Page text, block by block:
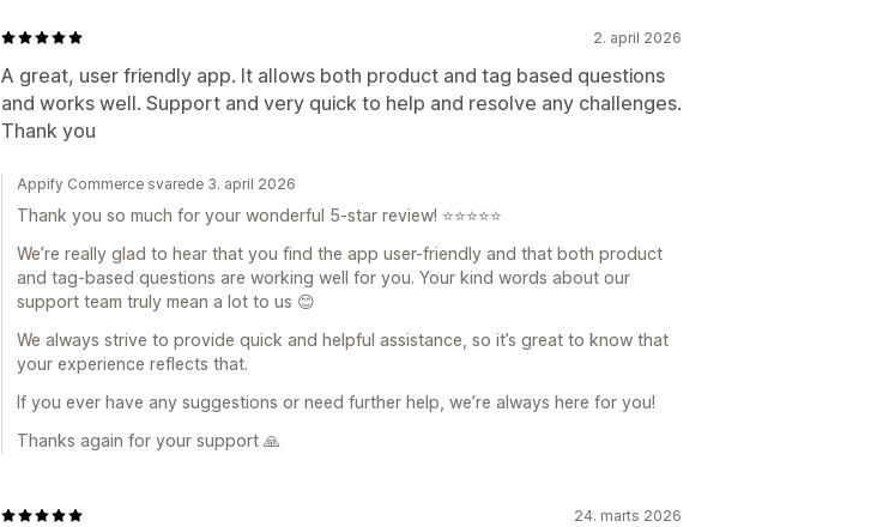
2. april 2026
A great, user friendly app. It allows both product and tag based questions
and works well. Support and very quick to help and resolve any challenges.
Thank you
Appify Commerce svarede 3. april 2026
Thank you so much for your wonderful 5-star review! ⭐⭐⭐⭐⭐
We’re really glad to hear that you find the app user-friendly and that both product
and tag-based questions are working well for you. Your kind words about our
support team truly mean a lot to us 😊
We always strive to provide quick and helpful assistance, so it’s great to know that
your experience reflects that.
If you ever have any suggestions or need further help, we’re always here for you!
Thanks again for your support 🙏
24. marts 2026